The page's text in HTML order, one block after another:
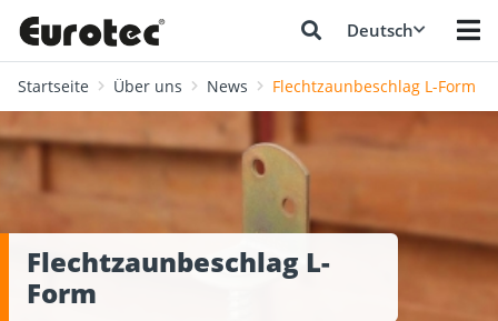
Deutsch
Startseite Über uns News Flechtzaunbeschlag L-Form
Flechtzaunbeschlag L-
Form